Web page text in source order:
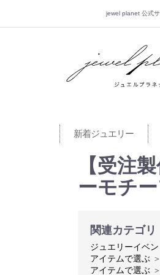
jewel planet 公式
jewel
新着ジュエリー
【受注
ーモチ
関連カテゴリ
ジュエリーイベン
アイテムで選ぶ ＞
アイテムで選ぶ ＞